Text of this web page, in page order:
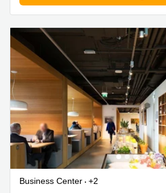
Business Center
+2